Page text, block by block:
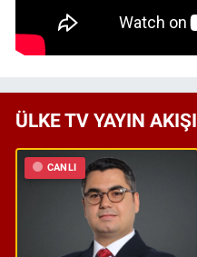
ÜLKE TV YAYIN AKIŞI
CANLI